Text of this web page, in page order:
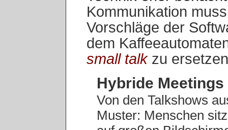
Kommunikation
Vorschläge der
dem
small talkzu
Hybride Meetings
Von den Talkshows
Muster: Menschen